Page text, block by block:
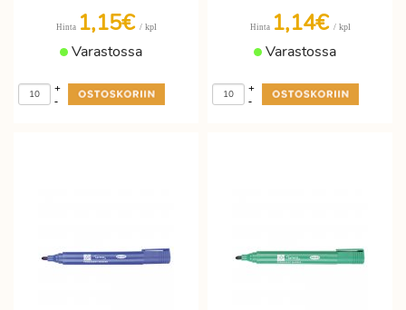
Hinta 1,15€ / kpl
Varastossa
-
+
Hinta 1,14€ / kpl
Varastossa
-
+